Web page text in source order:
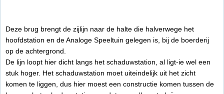
Deze brug brengt de zijlijn naar de halte die halverwege het
hoofdstation en de Analoge Speeltuin gelegen is, bij de boerderij
op de achtergrond.
De lijn loopt hier dicht langs het schaduwstation, al ligt-ie wel een
stuk hoger. Het schaduwstation moet uiteindelijk uit het zicht
komen te liggen, dus hier moest een constructie komen tussen de